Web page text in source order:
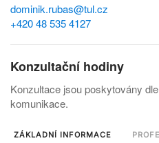
dominik.rubas@tul.cz
+420 48 535 4127
Konzultační hodiny
Konzultace jsou poskytovány
komunikace.
ZÁKLADNÍ INFORMACE